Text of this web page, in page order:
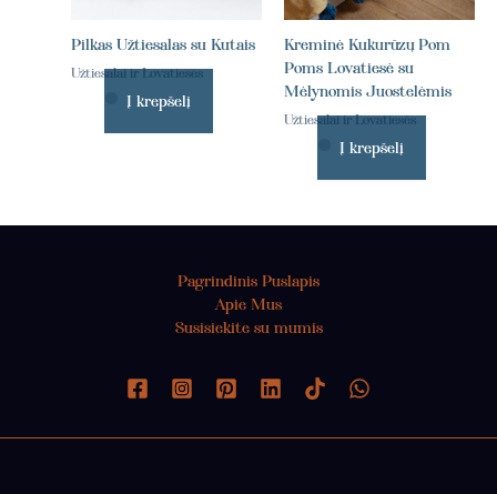
Pilkas Užtiesalas su Kutais
Užtiesalai ir Lovatiesės
Į krepšelį
Kreminė Kukurūzų Pom
Poms Lovatiesė su
Mėlynomis Juostelėmis
Užtiesalai ir Lovatiesės
Į krepšelį
Pagrindinis Puslapis
Apie Mus
Susisiekite su mumis